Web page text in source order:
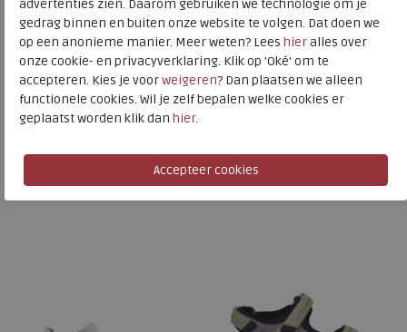
Toon alles van Josef Seibel
Naar allesandalen
Naar alleJosef Seibel sandalen
Is dit iets voor u?
advertenties zien. Daarom gebruiken we technologie om je
gedrag binnen en buiten onze website te volgen. Dat doen we
op een anonieme manier. Meer weten? Lees hieralles over
onze cookie- en privacyverklaring. Klik op 'Oké' om te
accepteren. Kies je voorweigeren? Dan plaatsen we alleen
functionele cookies. Wil je zelf bepalen welke cookies er
geplaatst worden klik dan hier.